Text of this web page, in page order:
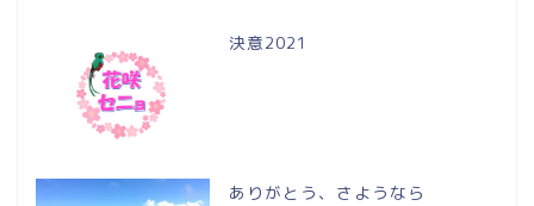
決意2021
ありがとう、さようなら